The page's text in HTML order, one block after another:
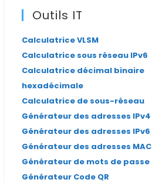
dans
un
nouvel
onglet
dans
nouvel
onglet
nouvel
onglet onglet
Outils IT
Calculatrice VLSM
Calculatrice sous réseau IPv6
Calculatrice décimal binaire
hexadécimale
Calculatrice de sous-réseau
Générateur des adresses IPv4
Générateur des adresses IPv6
Générateur des adresses MAC
Générateur de mots de passe
Générateur Code QR